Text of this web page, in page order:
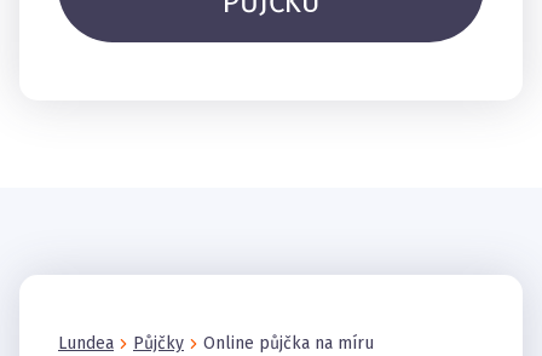
Lundea Půjčky Online půjčka na míru